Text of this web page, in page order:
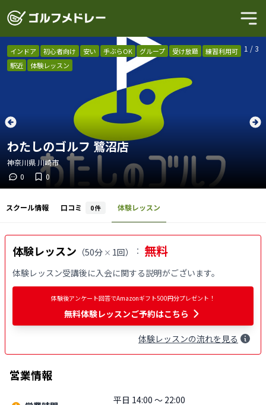
1 /3
インドア 初心者向け 安い 手ぶらOK グループ 受け放題
練習利用可
駅近
体験レッスン
わたしのゴルフ 鷺沼店
神奈川県 川崎市
0
0
スクール情報 口コミ 0件 体験レッスン
体験レッスン （50分 × 1回） ： 無料
体験レッスン受講後に入会に関する説明がございます。
体験後アンケート回答でAmazonギフト500円分プレゼント！
無料体験レッスンご予約はこちら
体験レッスンの流れを見る
営業情報
平日 14:00 〜 22:00